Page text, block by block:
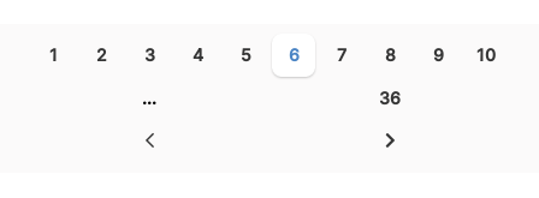
1 2 3 4 5 6 7 8 9 10
... 36